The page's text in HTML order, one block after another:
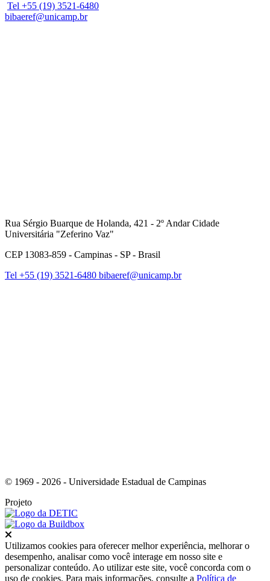
Tel +55 (19) 3521-6480
bibaeref@unicamp.br
Rua Sérgio Buarque de Holanda, 421 - 2º Andar Cidade
Universitária "Zeferino Vaz"
CEP 13083-859 - Campinas - SP - Brasil
Tel +55 (19) 3521-6480 bibaeref@unicamp.br
© 1969 - 2026 - Universidade Estadual de Campinas
Projeto
Utilizamos cookies para oferecer melhor experiência, melhorar o
desempenho, analisar como você interage em nosso site e
personalizar conteúdo. Ao utilizar este site, você concorda com o
uso de cookies. Para mais informações, consulte a Política de